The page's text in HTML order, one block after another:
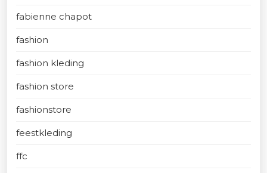
fabienne chapot
fashion
fashion kleding
fashion store
fashionstore
feestkleding
ffc